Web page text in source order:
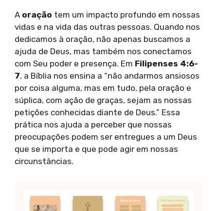
A oração tem um impacto profundo em nossas
vidas e na vida das outras pessoas. Quando nos
dedicamos à oração, não apenas buscamos a
ajuda de Deus, mas também nos conectamos
com Seu poder e presença. Em Filipenses 4:6-
7, a Bíblia nos ensina a “não andarmos ansiosos
por coisa alguma, mas em tudo, pela oração e
súplica, com ação de graças, sejam as nossas
petições conhecidas diante de Deus.” Essa
prática nos ajuda a perceber que nossas
preocupações podem ser entregues a um Deus
que se importa e que pode agir em nossas
circunstâncias.